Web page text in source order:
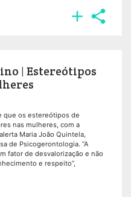
 
| Estereótipos
que os estereótipos de
nas mulheres, com a
Maria João Quintela,
de Psicogerontologia. “A
fator de desvalorização e não
e respeito”,